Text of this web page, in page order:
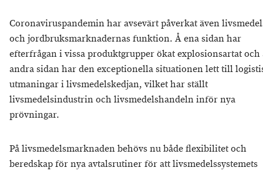
Coronaviruspandemin har avsevärt påverkat även
och jordbruksmarknadernas funktion. Å ena sidan har
efterfrågan i vissa produktgrupper ökat explosionsartat och
andra sidan har den exceptionella situationen lett till
utmaningar i livsmedelskedjan, vilket har ställt
livsmedelsindustrin och livsmedelshandeln inför nya
prövningar.
På livsmedelsmarknaden behövs nu både flexibilitet och
beredskap för nya avtalsrutiner för att livsmedelssystemets